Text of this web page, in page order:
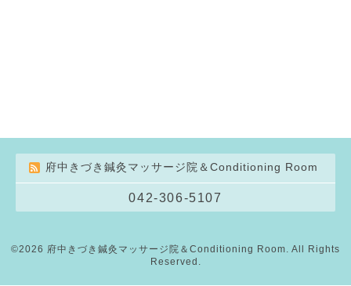
府中きづき鍼灸マッサージ院＆Conditioning Room
042-306-5107
©2026 府中きづき鍼灸マッサージ院＆Conditioning Room . All Rights
Reserved.